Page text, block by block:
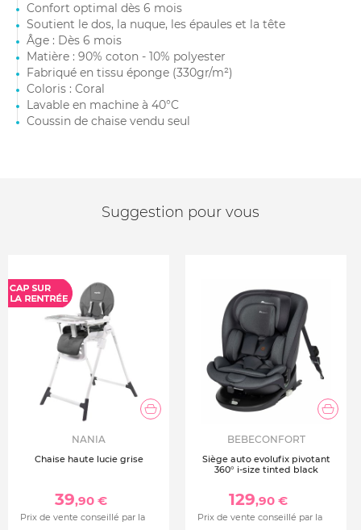
Confort optimal dès 6 mois
Soutient le dos, la nuque, les épaules et la tête
Âge : Dès 6 mois
Matière : 90% coton - 10% polyester
Fabriqué en tissu éponge (330gr/m²)
Coloris : Coral
Lavable en machine à 40°C
Coussin de chaise vendu seul
Suggestion pour vous
NANIA
Chaise haute lucie grise
39,90 €
Prix de vente conseillé par la
BEBECONFORT
Siège auto evolufix pivotant
360° i-size tinted black
129,90 €
Prix de vente conseillé par la